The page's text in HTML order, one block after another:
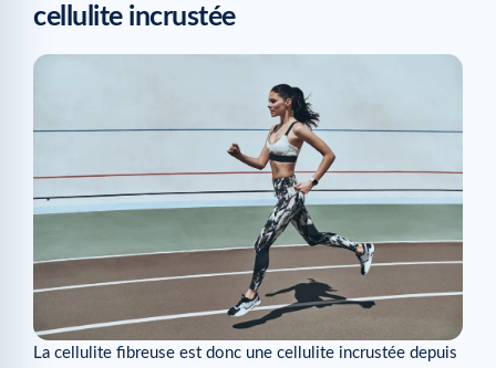
cellulite incrustée
La cellulite fibreuse est donc une cellulite incrustée depuis